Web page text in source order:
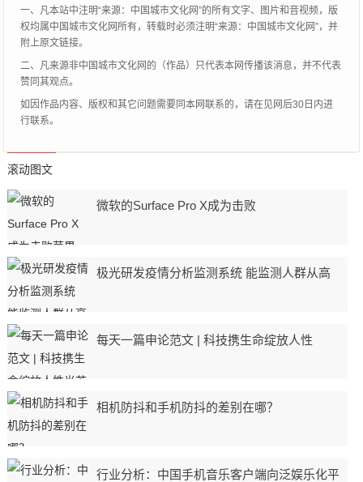
一、凡本站中注明“来源：中国城市文化网”的所有文字、图片和音视频，版
权均属中国城市文化网所有，转载时必须注明“来源：中国城市文化网”，并
附上原文链接。
二、凡来源非中国城市文化网的（作品）只代表本网传播该消息，并不代表
赞同其观点。
如因作品内容、版权和其它问题需要同本网联系的，请在见网后30日内进
行联系。
滚动图文
微软的Surface Pro X成为击败
极光研发疫情分析监测系统 能监测人群从高
每天一篇申论范文 | 科技携生命绽放人性
相机防抖和手机防抖的差别在哪？
行业分析：中国手机音乐客户端向泛娱乐化平